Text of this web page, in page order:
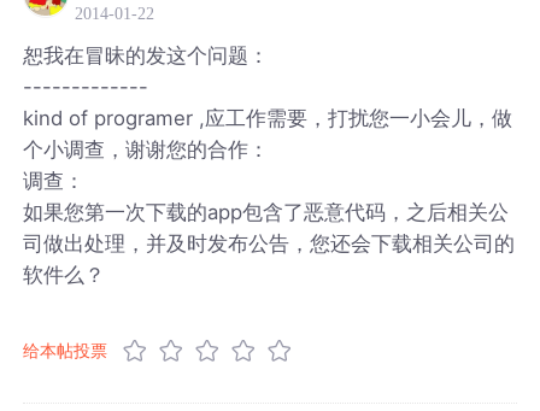
2014-01-22
恕我在冒昧的发这个问题：
-------------
kind of programer ,应工作需要，打扰您一小会儿，做
个小调查，谢谢您的合作：
调查：
如果您第一次下载的app包含了恶意代码，之后相关公
司做出处理，并及时发布公告，您还会下载相关公司的
软件么？
给本帖投票